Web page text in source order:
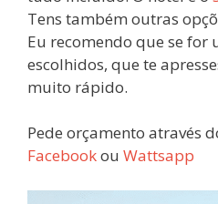
Tens também outras
Eu recomendo que se for
escolhidos, que te
muito rápido.
Pede orçamento através
Facebookou Wattsapp